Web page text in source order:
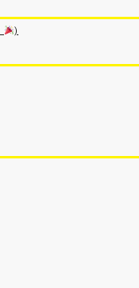
)